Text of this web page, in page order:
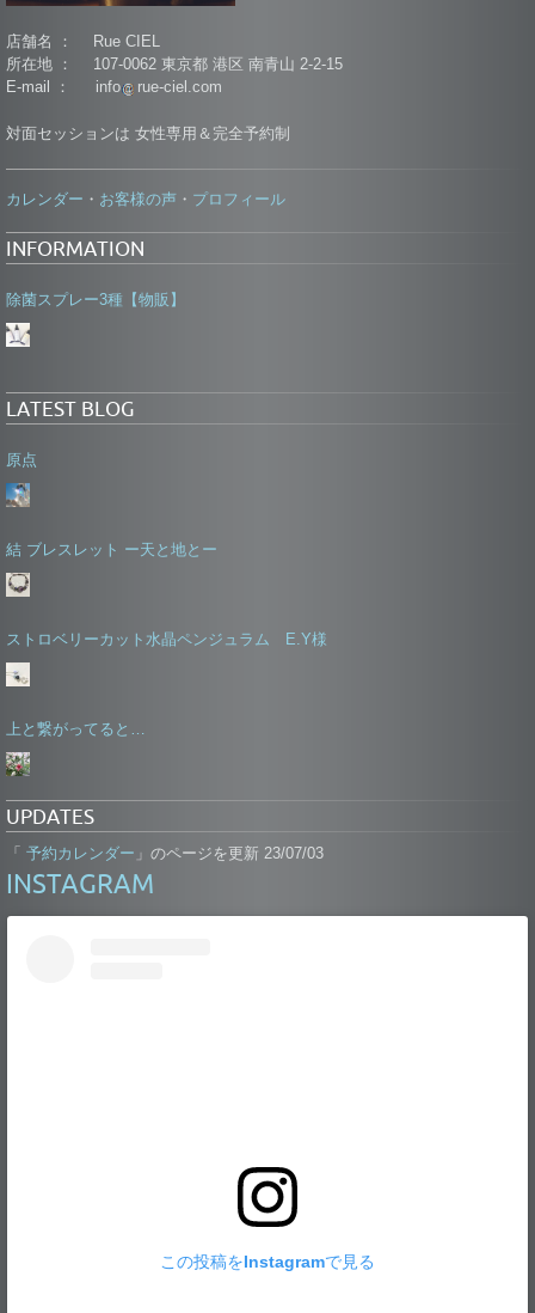
店舗名 ： Rue CIEL
所在地 ： 107-0062 東京都 港区 南青山 2-2-15
E-mail ： info
rue-ciel.com
対面セッションは 女性専用＆完全予約制
カレンダー ・ お客様の声 ・ プロフィール
INFORMATION
除菌スプレー3種【物販】
LATEST BLOG
原点
結 ブレスレット ー天と地とー
ストロベリーカット水晶ペンジュラム E.Y様
上と繋がってると…
UPDATES
「 予約カレンダー 」のページを更新 23/07/03
INSTAGRAM
この投稿をInstagramで見る